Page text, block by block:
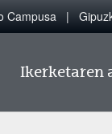
Campusa
Ikerketaren